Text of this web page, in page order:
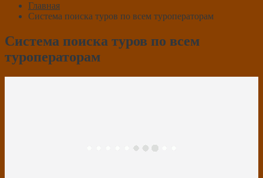
Главная
Система поиска туров по всем туроператорам
Система поиска туров по всем
туроператорам